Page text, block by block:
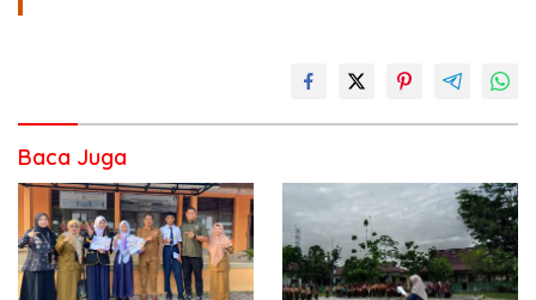
Baca Juga